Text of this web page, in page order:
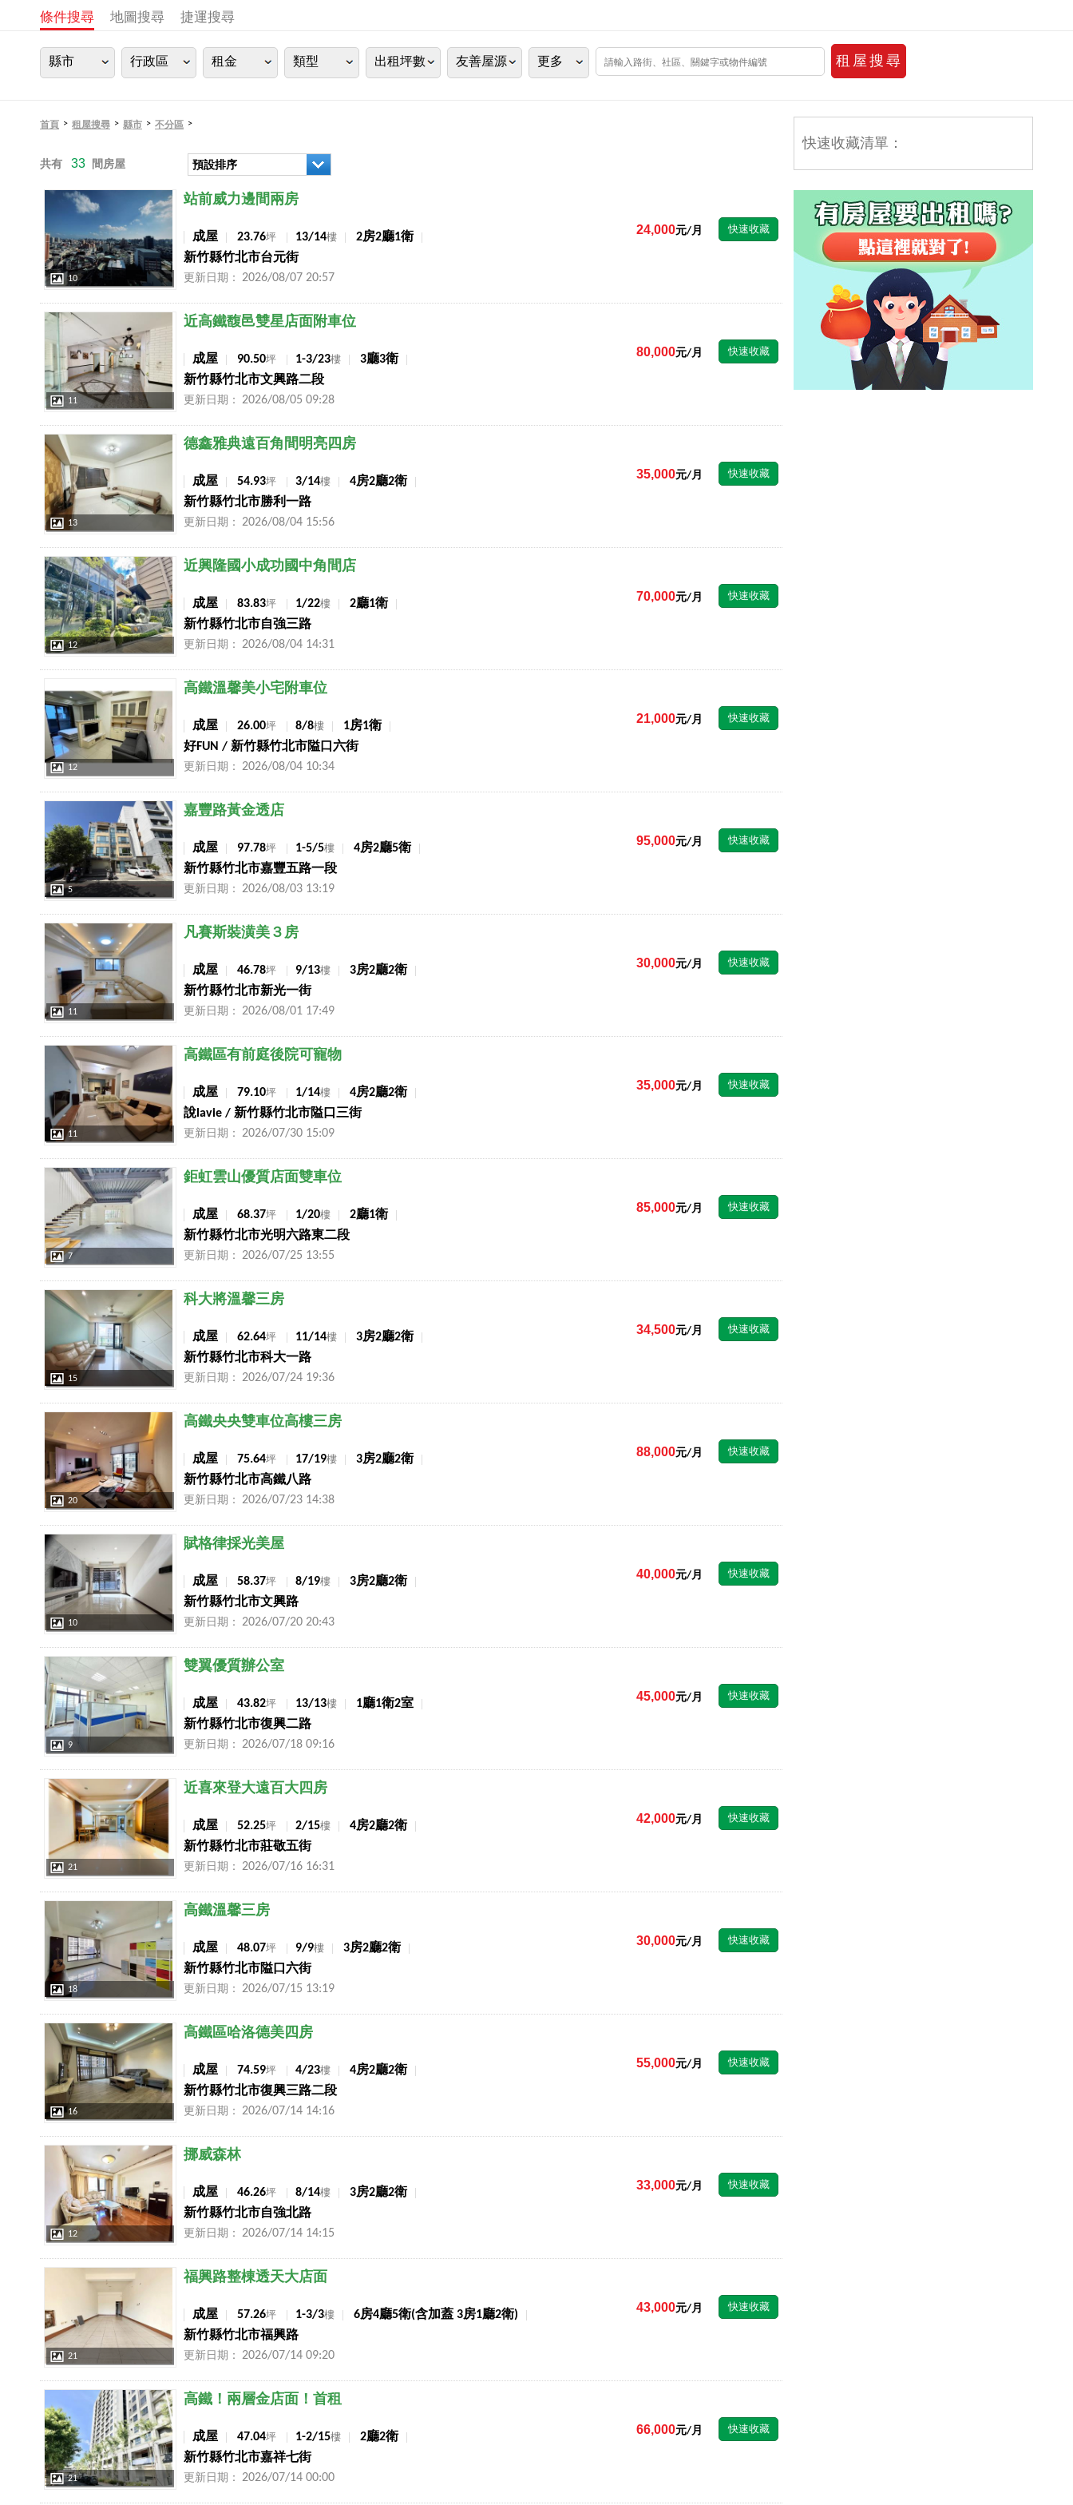
條件搜尋 地圖搜尋 捷運搜尋
縣市 行政區 租金 類型 出租坪數 友善屋源 更多
首頁 > 租屋搜尋 > 縣市 > 不分區 >
共有 33 間房屋 預設排序
店長推薦
10
站前威力邊間兩房
成屋 23.76坪 13/14樓
2房2廳1衛
新竹縣竹北市台元街
更新日期： 2026/08/07 20:57
24,000元/月 快速收藏
店長推薦
11
近高鐵馥邑雙星店面附車位
成屋 90.50坪 1-3/23樓
3廳3衛
新竹縣竹北市文興路二段
更新日期： 2026/08/05 09:28
80,000元/月 快速收藏
店長推薦
13
德鑫雅典遠百角間明亮四房
成屋 54.93坪 3/14樓
4房2廳2衛
新竹縣竹北市勝利一路
更新日期： 2026/08/04 15:56
35,000元/月 快速收藏
店長推薦
12
近興隆國小成功國中角間店
成屋 83.83坪 1/22樓
2廳1衛
新竹縣竹北市自強三路
更新日期： 2026/08/04 14:31
70,000元/月 快速收藏
12
高鐵溫馨美小宅附車位
成屋 26.00坪 8/8樓
1房1衛
好FUN / 新竹縣竹北市隘口六街
更新日期： 2026/08/04 10:34
21,000元/月 快速收藏
5
嘉豐路黃金透店
成屋 97.78坪 1-5/5樓
4房2廳5衛
新竹縣竹北市嘉豐五路一段
更新日期： 2026/08/03 13:19
95,000元/月 快速收藏
店長推薦
11
凡賽斯裝潢美３房
成屋 46.78坪 9/13樓
3房2廳2衛
新竹縣竹北市新光一街
更新日期： 2026/08/01 17:49
30,000元/月 快速收藏
店長推薦
11
高鐵區有前庭後院可寵物
成屋 79.10坪 1/14樓
4房2廳2衛
說lavie / 新竹縣竹北市隘口三街
更新日期： 2026/07/30 15:09
35,000元/月 快速收藏
店長推薦
7
鉅虹雲山優質店面雙車位
成屋 68.37坪 1/20樓
2廳1衛
新竹縣竹北市光明六路東二段
更新日期： 2026/07/25 13:55
85,000元/月 快速收藏
店長推薦
15
科大將溫馨三房
成屋 62.64坪 11/14樓
3房2廳2衛
新竹縣竹北市科大一路
更新日期： 2026/07/24 19:36
34,500元/月 快速收藏
20
高鐵央央雙車位高樓三房
成屋 75.64坪 17/19樓
3房2廳2衛
新竹縣竹北市高鐵八路
更新日期： 2026/07/23 14:38
88,000元/月 快速收藏
店長推薦
10
賦格律採光美屋
成屋 58.37坪 8/19樓
3房2廳2衛
新竹縣竹北市文興路
更新日期： 2026/07/20 20:43
40,000元/月 快速收藏
9
雙翼優質辦公室
成屋 43.82坪 13/13樓
1廳1衛2室
新竹縣竹北市復興二路
更新日期： 2026/07/18 09:16
45,000元/月 快速收藏
店長推薦
21
近喜來登大遠百大四房
成屋 52.25坪 2/15樓
4房2廳2衛
新竹縣竹北市莊敬五街
更新日期： 2026/07/16 16:31
42,000元/月 快速收藏
18
高鐵溫馨三房
成屋 48.07坪 9/9樓
3房2廳2衛
新竹縣竹北市隘口六街
更新日期： 2026/07/15 13:19
30,000元/月 快速收藏
店長推薦
16
高鐵區哈洛德美四房
成屋 74.59坪 4/23樓
4房2廳2衛
新竹縣竹北市復興三路二段
更新日期： 2026/07/14 14:16
55,000元/月 快速收藏
店長推薦
12
挪威森林
成屋 46.26坪 8/14樓
3房2廳2衛
新竹縣竹北市自強北路
更新日期： 2026/07/14 14:15
33,000元/月 快速收藏
21
福興路整棟透天大店面
成屋 57.26坪 1-3/3樓
6房4廳5衛(含加蓋 3房1廳2衛)
新竹縣竹北市福興路
更新日期： 2026/07/14 09:20
43,000元/月 快速收藏
21
高鐵！兩層金店面！首租
成屋 47.04坪 1-2/15樓
2廳2衛
新竹縣竹北市嘉祥七街
更新日期： 2026/07/14 00:00
66,000元/月 快速收藏
快速收藏清單：